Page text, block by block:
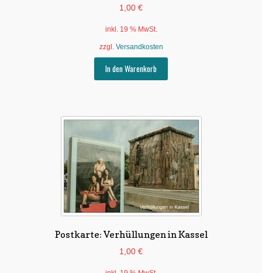
1,00 €
inkl. 19 % MwSt.
zzgl. Versandkosten
In den Warenkorb
Postkarte: Verhüllungen in Kassel
1,00 €